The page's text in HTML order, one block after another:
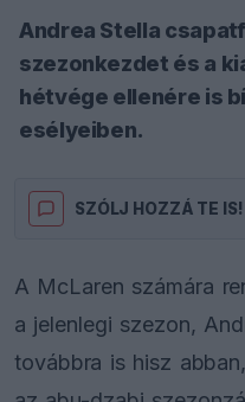
Andrea Stella
szezonkezdet és a
hétvége ellenére is
esélyeiben.
SZÓLJ HOZZÁ TE IS!
A McLaren számára
a jelenlegi szezon,
továbbra is hisz